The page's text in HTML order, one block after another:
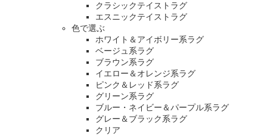
クラシックテイストラグ
エスニックテイストラグ
色で選ぶ
ホワイト＆アイボリー系ラグ
ベージュ系ラグ
ブラウン系ラグ
イエロー＆オレンジ系ラグ
ピンク＆レッド系ラグ
グリーン系ラグ
ブルー・ネイビー＆パープル系ラグ
グレー＆ブラック系ラグ
クリア